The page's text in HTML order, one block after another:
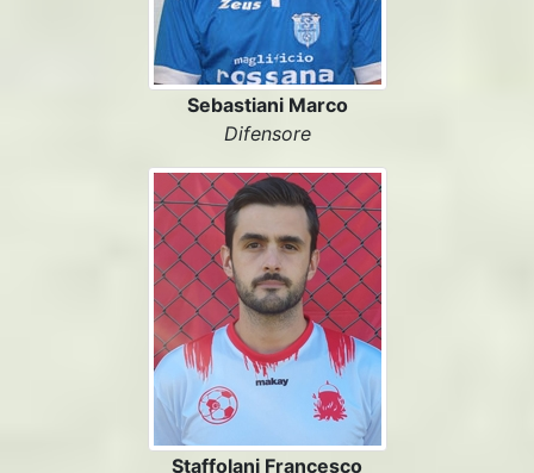
Sebastiani Marco
Difensore
Staffolani Francesco